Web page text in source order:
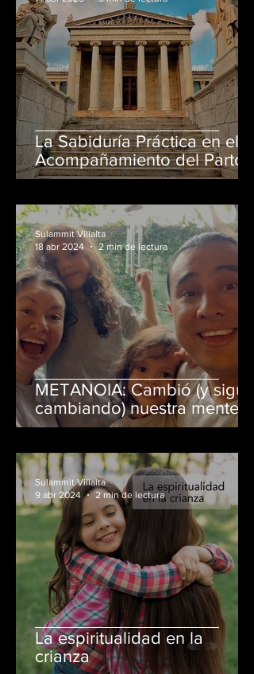
La Sabiduría Práctica en el
Acompañamiento del Parto
en casa El Salvador:
Más Allá de la Academia
METANOIA: Cambió (y sigue
cambiando) nuestra mente,
corazón y espíritu.
nuestra forma de pensar,
sentir y actuar.
Sulammit Villalta
18 abr 2024
2 min de lectura
La espiritualidad en la
crianza
Sulammit Villalta
9 abr 2024
2 min de lectura